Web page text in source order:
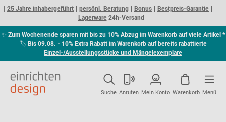
25 Jahre inhabergeführt persönl. Beratung Bonus
Bestpreis-Garantie
Lagerware24h-Versand
✨ Zum Wochenende sparen mit bis zu 10% Abzug im Warenkorb auf viele Artikel *
🏷Bis 09.08. - 10% Extra Rabatt im Warenkorb auf bereits rabattierte
Einzel-/Ausstellungsstücke und Mängelexemplare
Suche Anrufen Mein Konto Warenkorb Menü